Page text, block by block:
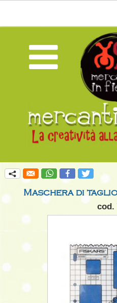

q
Maschera di
cod.